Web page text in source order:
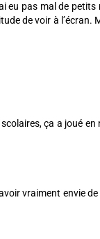
eu pas mal de petits
de voir à l’écran.
ça a joué
vraiment envie